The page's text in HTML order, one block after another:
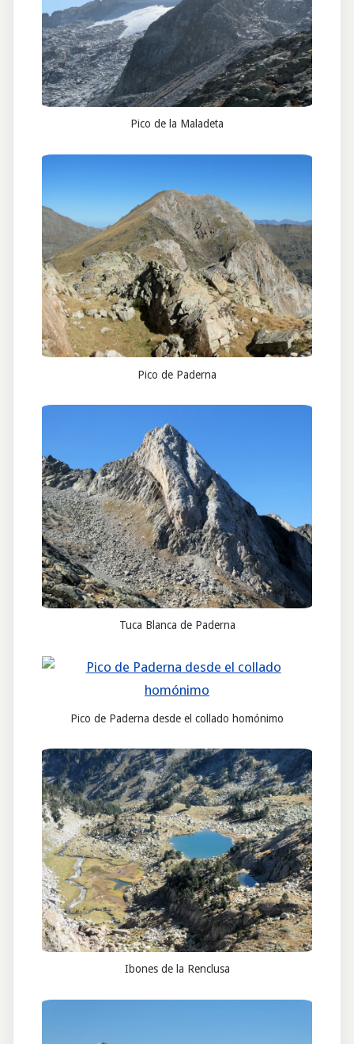
Pico de la Maladeta
Pico de Paderna
Tuca Blanca de Paderna
Pico de Paderna desde el collado homónimo
Ibones de la Renclusa